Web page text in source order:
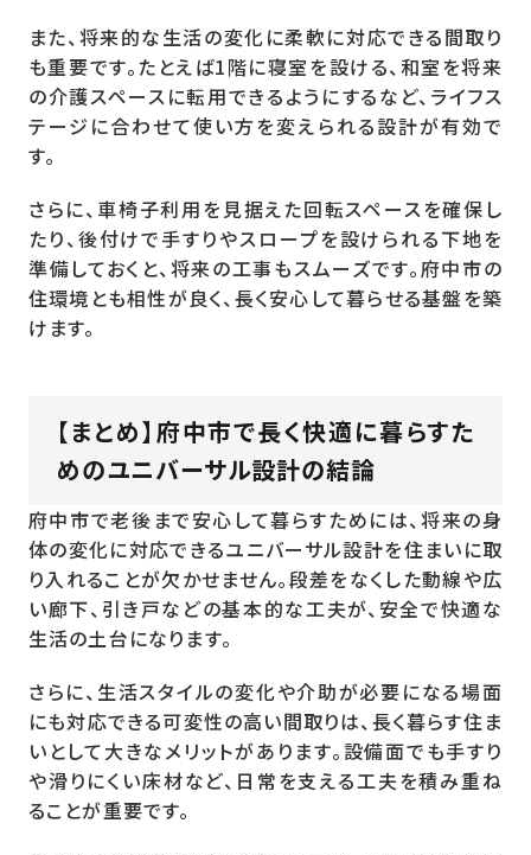
また、将来的な生活の変化に柔軟に対応できる間取り
も重要です。たとえば1階に寝室を設ける、和室を将来
の介護スペースに転用できるようにするなど、ライフス
テージに合わせて使い方を変えられる設計が有効で
す。
さらに、車椅子利用を見据えた回転スペースを確保し
たり、後付けで手すりやスロープを設けられる下地を
準備しておくと、将来の工事もスムーズです。府中市の
住環境とも相性が良く、長く安心して暮らせる基盤を築
けます。
【まとめ】府中市で長く快適に暮らすた
めのユニバーサル設計の結論
府中市で老後まで安心して暮らすためには、将来の身
体の変化に対応できるユニバーサル設計を住まいに取
り入れることが欠かせません。段差をなくした動線や広
い廊下、引き戸などの基本的な工夫が、安全で快適な
生活の土台になります。
さらに、生活スタイルの変化や介助が必要になる場面
にも対応できる可変性の高い間取りは、長く暮らす住ま
いとして大きなメリットがあります。設備面でも手すり
や滑りにくい床材など、日常を支える工夫を積み重ね
ることが重要です。